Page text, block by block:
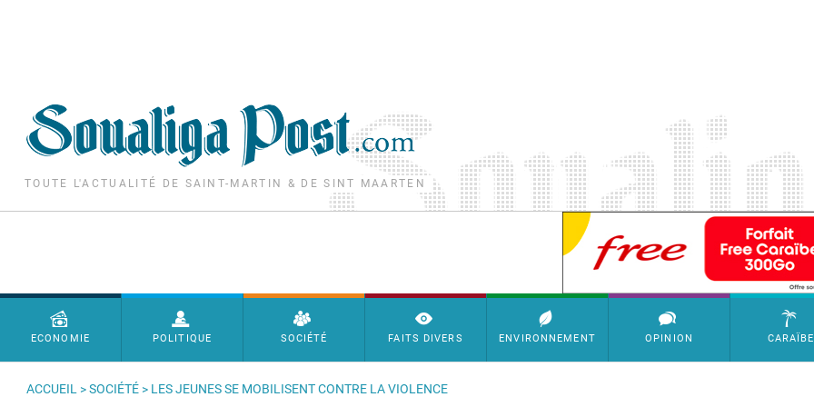
TOUTE L'ACTUALITÉ DE SAINT-MARTIN & DE SINT MAARTEN
SimpleAds Block Bannière
Menu principal
ECONOMIE POLITIQUE SOCIÉTÉ FAITS DIVERS ENVIRONNEMENT OPINION CARAÏBE
ACCUEIL >SOCIÉTÉ > LES JEUNES SE MOBILISENT CONTRE LA VIOLENCE